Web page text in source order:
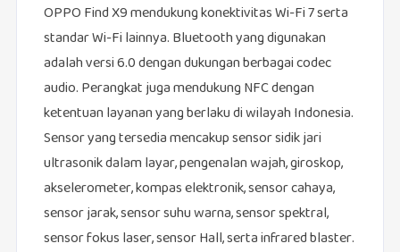
OPPO Find X9 mendukung konektivitas Wi-Fi 7 serta
standar Wi-Fi lainnya. Bluetooth yang digunakan
adalah versi 6.0 dengan dukungan berbagai codec
audio. Perangkat juga mendukung NFC dengan
ketentuan layanan yang berlaku di wilayah Indonesia.
Sensor yang tersedia mencakup sensor sidik jari
ultrasonik dalam layar, pengenalan wajah, giroskop,
akselerometer, kompas elektronik, sensor cahaya,
sensor jarak, sensor suhu warna, sensor spektral,
sensor fokus laser, sensor Hall, serta infrared blaster.